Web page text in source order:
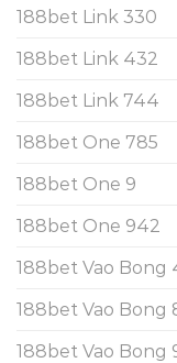
188bet Link 330
188bet Link 432
188bet Link 744
188bet One 785
188bet One 9
188bet One 942
188bet Vao Bong
188bet Vao Bong
188bet Vao Bong